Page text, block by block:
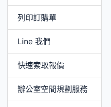
列印訂購單
Line 我們
快速索取報價
辦公室空間規劃服務